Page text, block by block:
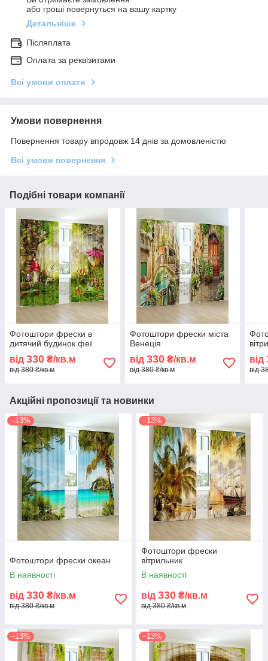
або гроші повернуться на вашу картку
Детальніше
Післяплата
Оплата за реквізитами
Всі умови оплати
Умови повернення
Повернення товару впродовж 14 днів за домовленістю
Всі умови повернення
Подібні товари компанії
Фотоштори фрески в
дитячий будинок феї
від 330 ₴/кв.м
від 380 ₴/кв.м
Фотоштори фрески міста
Венеція
від 330₴/кв.м
від 380 ₴/кв.м
від
від
Акційні пропозиції та новинки
–13%
Фотоштори фрески океан
В наявності
від 330 ₴/кв.м
від 380 ₴/кв.м
–13%
Фотоштори фрески
вітрильник
В наявності
від 330 ₴/кв.м
від 380 ₴/кв.м
–13% –13%